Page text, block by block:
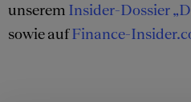
unserem Insider-Dossier
sowie aufFinance-